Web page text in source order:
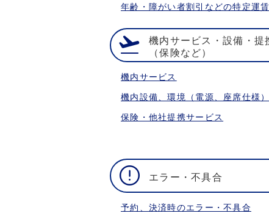
年齢・障がい者割引などの特定運賃
機内サービス・設備・提
（保険など）
機内サービス
機内設備、環境（電源、座席仕様）
保険・他社提携サービス
エラー・不具合
予約、決済時のエラー・不具合